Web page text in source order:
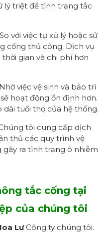
lý triệt để tình trạng tắc
So với việc tự xử lý hoặc sử
cống thủ công. Dịch vụ
gian và chi phí hơn
Nhờ việc vệ sinh và bảo trì
hoạt động ổn định hơn.
dài tuổi thọ của hệ thống.
tôi cung cấp dịch
thủ các quy trình vệ
ra tình trạng ô nhiễm
tắc cống tại
của chúng tôi
LưCông ty chúng tôi.